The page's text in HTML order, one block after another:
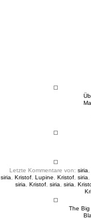
Letzte Kommentare von: siria
siria
Kristof Lupine Kristof siria
siria
Kristof siria siria
The Big